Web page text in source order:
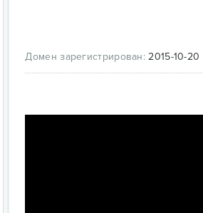
Домен зарегистрирован: 2015-10-20